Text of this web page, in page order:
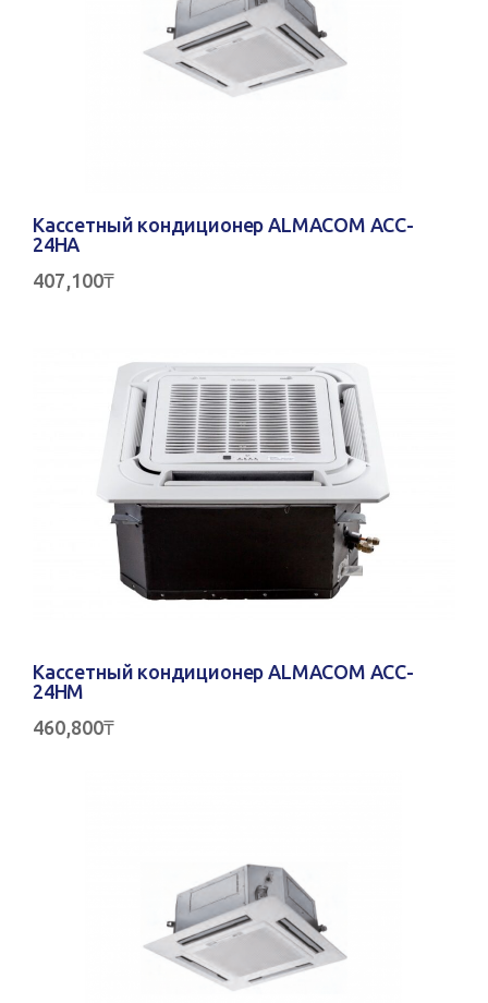
Кассетный кондиционер ALMACOM ACC-
24HA
407,100₸
Кассетный кондиционер ALMACOM ACC-
24HM
460,800₸